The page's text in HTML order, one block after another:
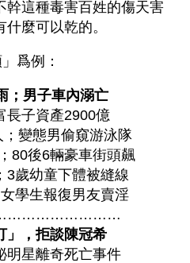
幹這種毒害百姓的傷天害
麼可以乾的。
爲例：
；男子車內溺亡
長子資產2900億
；變態男偷窺游泳隊
80後6輛豪車街頭飆
3歲幼童下體被縫線
學生報復男友賣淫
」，拒談陳冠希
明星離奇死亡事件